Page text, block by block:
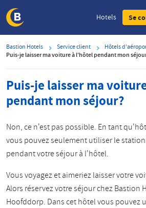
main
content
Hotels Se
Bastion Hotels Service client
Hôtels
Puis-je laisser ma voiture à l'hôtel pendant mon
Puis-je laisser ma
pendant mon séjour?
Non, ce n'est pas possible. En tant
vous pouvez seulement utiliser le
pendant votre séjour à l'hôtel.
Vous voyagez et aimeriez laisser votre
Alors réservez votre séjour chez Bastion
Hoofddorp. Dans cet hôtel vous pouvez